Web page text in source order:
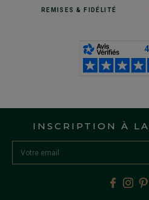
REMISES& FIDÉLITÉ
INSCRIPTION À